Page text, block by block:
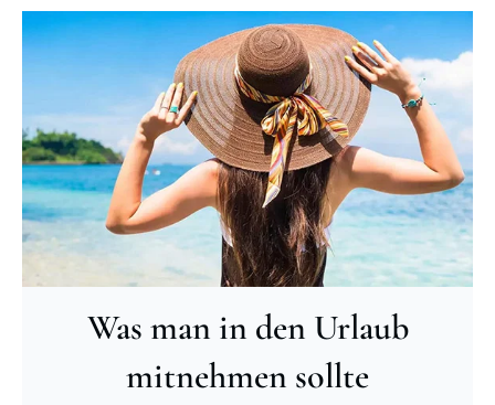
Was man in den Urlaub
mitnehmen sollte